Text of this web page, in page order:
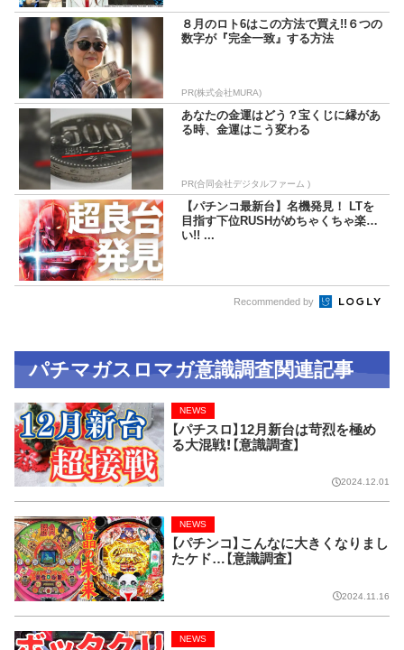
８月のロト6はこの方法で買え!!６つの
数字が『完全一致』する方法
PR(株式会社MURA)
あなたの金運はどう？宝くじに縁があ
る時、金運はこう変わる
PR(合同会社デジタルファーム )
【パチンコ最新台】名機発見！ LTを
目指す下位RUSHがめちゃくちゃ楽し
い!! ...
Recommended by
パチマガスロマガ意識調査関連記事
【パチスロ】12月新台は苛烈を極め
る大混戦！【意識調査】
NEWS
2024.12.01
【パチンコ】こんなに大きくなりまし
たケド…【意識調査】
NEWS
2024.11.16
NEWS